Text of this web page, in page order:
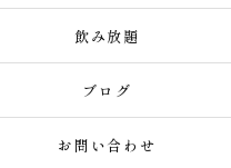
飲み放題
ブログ
お問い合わせ